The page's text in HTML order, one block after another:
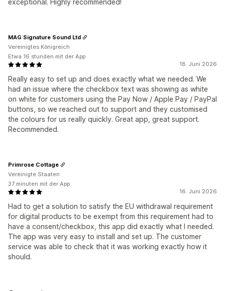
exceptional. Highly recommended!
18. Juni 2026
Really easy to set up and does exactly what we needed. We
had an issue where the checkbox text was showing as white
on white for customers using the Pay Now / Apple Pay / PayPal
buttons, so we reached out to support and they customised
the colours for us really quickly. Great app, great support.
Recommended.
MAG Signature Sound Ltd
Vereinigtes Königreich
Etwa 16 stunden mit der App
16. Juni 2026
Had to get a solution to satisfy the EU withdrawal requirement
for digital products to be exempt from this requirement had to
have a consent/checkbox, this app did exactly what I needed.
The app was very easy to install and set up. The customer
service was able to check that it was working exactly how it
should.
Primrose Cottage
Vereinigte Staaten
37 minuten mit der App